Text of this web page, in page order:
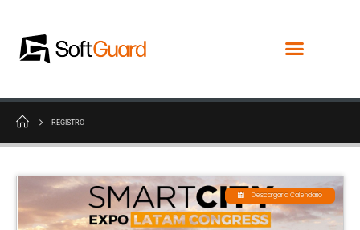
REGISTRO
Descargar a Calendario